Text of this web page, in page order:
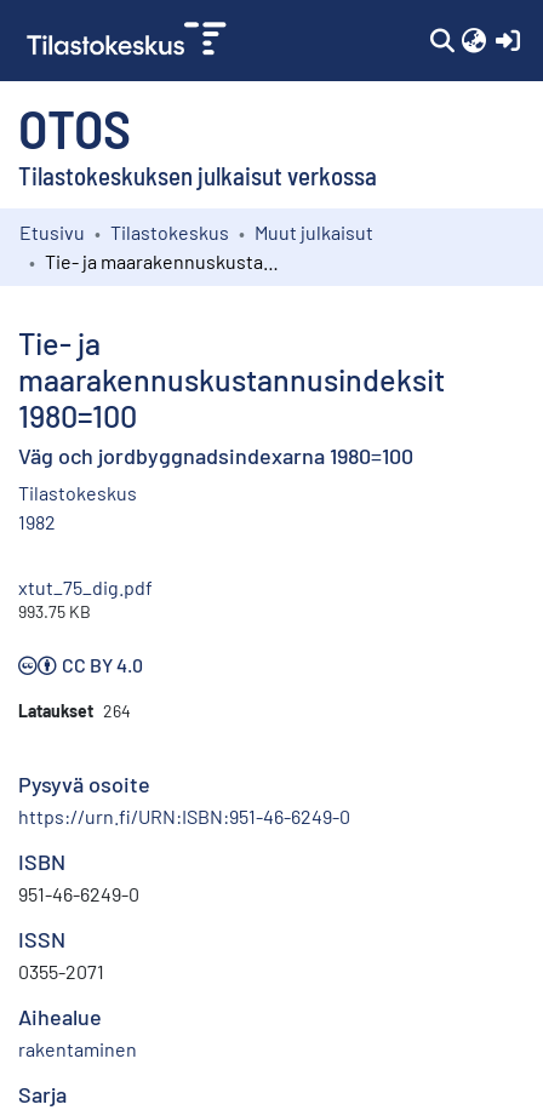
OTOS
Tilastokeskuksen julkaisut verkossa
Kokoelmat
Etusivu Tilastokeskus
Muut julkaisut
Tie- ja
maarakennuskustannusindeksit
1980=100
Väg och jordbyggnadsindexarna 1980=100
Tilastokeskus
1982
xtut_75_dig.pdf
993.75 KB
CC BY 4.0
Lataukset 264
Pysyvä osoite
https://urn.fi/URN:ISBN:951-46-6249-0
ISBN
951-46-6249-0
ISSN
0355-2071
Aihealue
rakentaminen
Sarja